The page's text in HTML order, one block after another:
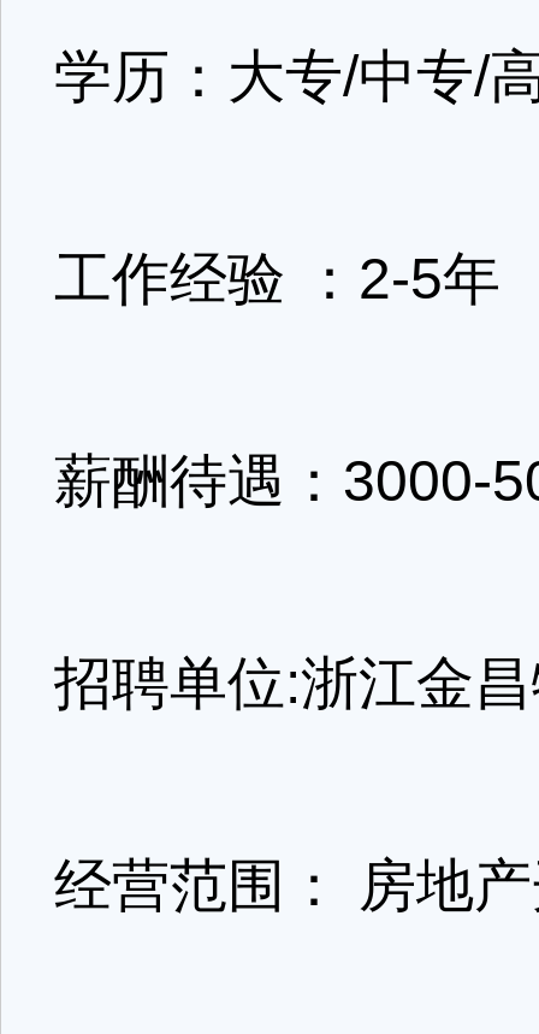
学历：大专/中专/
工作经验 ：2-5年
薪酬待遇：3000-
招聘单位:浙江金
经营范围： 房地